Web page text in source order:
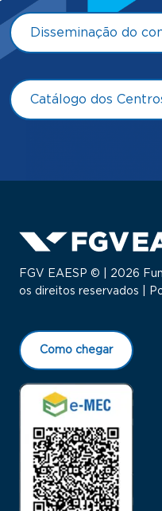
Disseminação do
Catálogo dos
FGV EAESP © | 2026
os direitos reservados |
Como chegar